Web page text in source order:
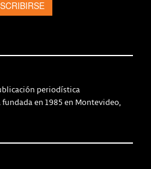
periodística
en 1985 en Montevideo,